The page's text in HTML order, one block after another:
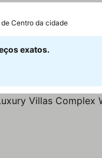
Centro da cidade
exatos.